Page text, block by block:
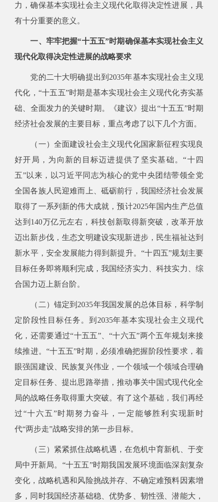
力，确保基本实现社会主义现代化取得决定性进展，具
有十分重要的意义。
一、牢牢把握“十五五”时期确保基本实现社会主义
现代化取得决定性进展的战略要求
党的二十大明确提出到2035年基本实现社会主义现
代化，“十五五”时期是基本实现社会主义现代化夯实基
础、全面发力的关键时期。《建议》提出“十五五”时期
经济社会发展的主要目标，重点考虑了以下几个方面。
（一）全面建设社会主义现代化国家新征程实现良
好开局，为向新的目标迈进提供了坚实基础。“十四
五”以来，以习近平同志为核心的党中央团结带领全党
全国各族人民迎难而上、砥砺前行，我国经济社会发展
取得了一系列新的伟大成就，预计2025年国内生产总值
达到140万亿元左右，科技创新取得新突破，改革开放
迈出新步伐，生态文明建设实现新进步，民生福祉达到
新水平，安全发展能力得到新提升。“十四五”规划主要
目标任务即将顺利完成，我国经济实力、科技实力、综
合国力迈上新台阶。
（二）锚定到2035年我国发展的总体目标，科学制
定阶段性目标任务。到2035年基本实现社会主义现代
化，还需要通过“十五五”、“十六五”两个五年规划来接
续推进。“十五五”时期，必须准确把握阶段性要求，着
眼强国建设、民族复兴伟业，一个领域一个领域合理确
定目标任务、提出思路举措，推动事关中国式现代化全
局的战略任务取得重大突破。有了这个基础，我们再经
过“十六五”时期努力奋斗，一定能够胜利实现新时
代“两步走”战略安排的第一步目标。
（三）紧紧抓住战略机遇，在危机中育新机、于变
局中开新局。“十五五”时期我国发展环境面临深刻复杂
变化，战略机遇和风险挑战并存、不确定难预料因素增
多，同时我国经济基础稳、优势多、韧性强、潜能大，